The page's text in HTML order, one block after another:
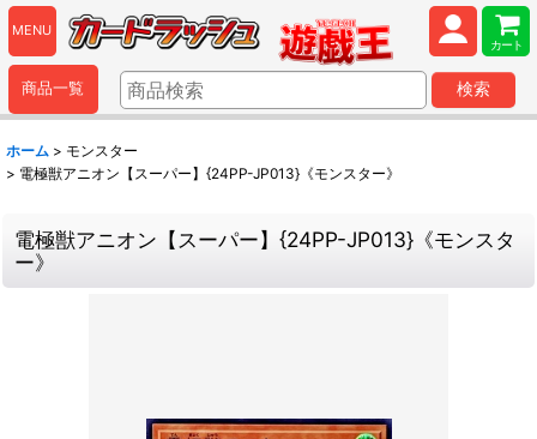
MENU
カート
商品一覧 検索
ホーム > モンスター
> 電極獣アニオン【スーパー】{24PP-JP013}《モンスター》
電極獣アニオン【スーパー】{24PP-JP013}《モンスタ
ー》